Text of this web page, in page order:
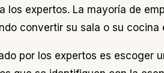
expertos. La mayoría de
convertir su sala o su cocina
por los expertos es escoger